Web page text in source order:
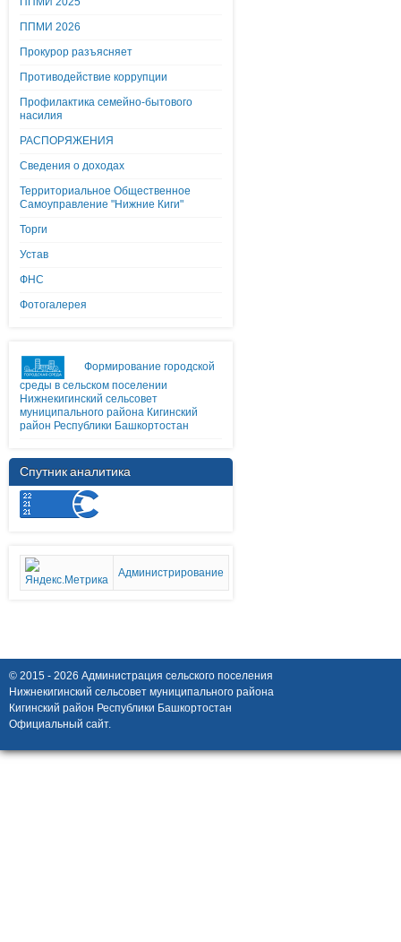
ППМИ 2026
Прокурор разъясняет
Противодействие коррупции
Профилактика семейно-бытового
насилия
РАСПОРЯЖЕНИЯ
Сведения о доходах
Территориальное Общественное
Самоуправление "Нижние Киги"
Торги
Устав
ФНС
Фотогалерея
Формирование городской
среды в сельском поселении
Нижнекигинский сельсовет
муниципального района Кигинский
район Республики Башкортостан
Спутник аналитика
Администрирование
© 2015 - 2026 Администрация сельского поселения
Нижнекигинский сельсовет муниципального района
Кигинский район Республики Башкортостан
Официальный сайт.